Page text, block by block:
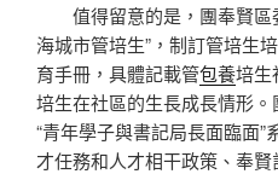
值得留意的是，團奉賢區
海城市管培生”，制訂管培生
育手冊，具體記載管包養培生
培生在社區的生長成長情形
“青年學子與書記局長面臨面
才任務和人才相干政策、奉